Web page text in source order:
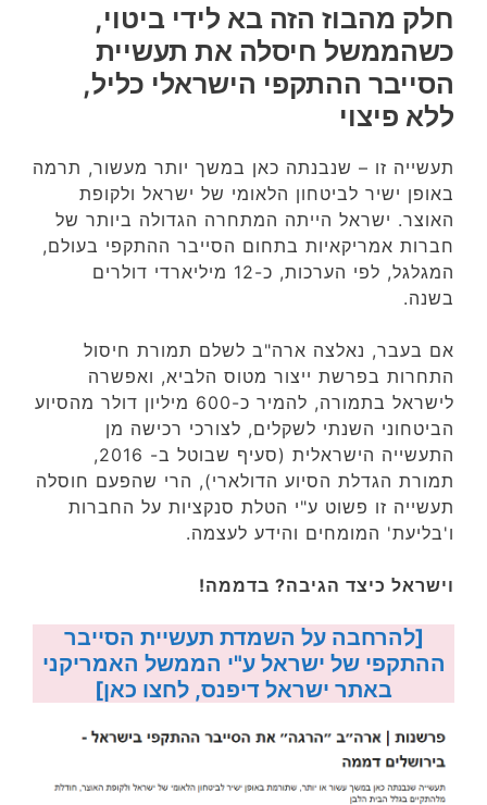
חלק מהבוז הזה בא לידי ביטוי,
כשהממשל חיסלה את תעשיית
הסייבר ההתקפי הישראלי כליל,
ללא פיצוי
תעשייה זו – שנבנתה כאן במשך יותר מעשור, תרמה
באופן ישיר לביטחון הלאומי של ישראל ולקופת
האוצר. ישראל הייתה המתחרה הגדולה ביותר של
חברות אמריקאיות בתחום הסייבר ההתקפי בעולם,
המגלגל, לפי הערכות, כ-12 מיליארדי דולרים
בשנה.
אם בעבר, נאלצה ארה"ב לשלם תמורת חיסול
התחרות בפרשת ייצור מטוס הלביא, ואפשרה
לישראל בתמורה, להמיר כ-600 מיליון דולר מהסיוע
הביטחוני השנתי לשקלים, לצורכי רכישה מן
התעשייה הישראלית (סעיף שבוטל ב- 2016,
תמורת הגדלת הסיוע הדולארי), הרי שהפעם חוסלה
תעשייה זו פשוט ע"י הטלת סנקציות על החברות
ו'בליעת' המומחים והידע לעצמה.
וישראל כיצד הגיבה? בדממה!
[להרחבה על השמדת תעשיית הסייבר
ההתקפי של ישראל ע"י הממשל האמריקני
באתר ישראל דיפנס, לחצו כאן]